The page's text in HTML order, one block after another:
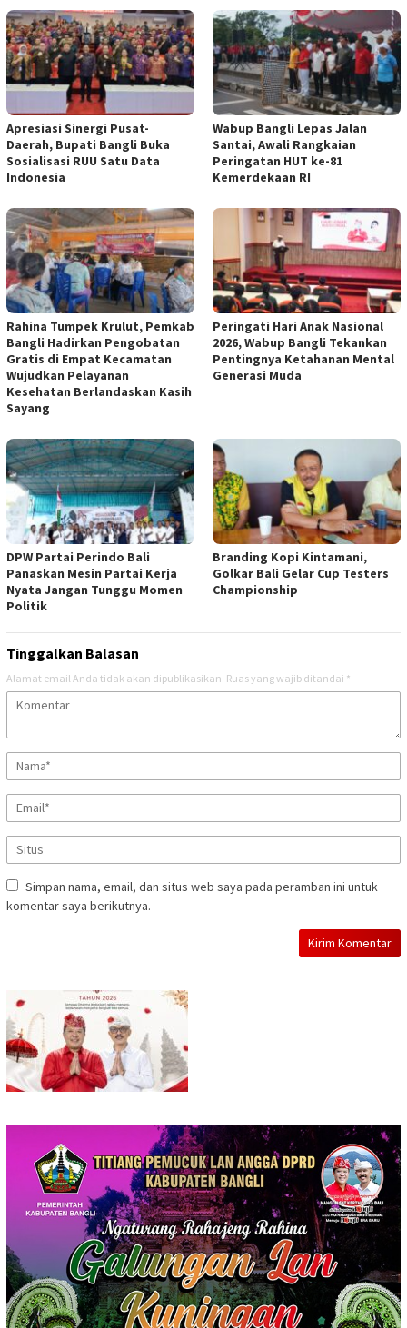
Apresiasi Sinergi Pusat-
Daerah, Bupati Bangli Buka
Sosialisasi RUU Satu Data
Indonesia
Wabup Bangli Lepas Jalan
Santai, Awali Rangkaian
Peringatan HUT ke-81
Kemerdekaan RI
Rahina Tumpek Krulut, Pemkab
Bangli Hadirkan Pengobatan
Gratis di Empat Kecamatan
Wujudkan Pelayanan
Kesehatan Berlandaskan Kasih
Sayang
Peringati Hari Anak Nasional
2026, Wabup Bangli Tekankan
Pentingnya Ketahanan Mental
Generasi Muda
DPW Partai Perindo Bali
Panaskan Mesin Partai Kerja
Nyata Jangan Tunggu Momen
Politik
Branding Kopi Kintamani,
Golkar Bali Gelar Cup Testers
Championship
Tinggalkan Balasan
Alamat email Anda tidak akan dipublikasikan. Ruas yang wajib ditandai *
Simpan nama, email, dan situs web saya pada peramban ini untuk
komentar saya berikutnya.